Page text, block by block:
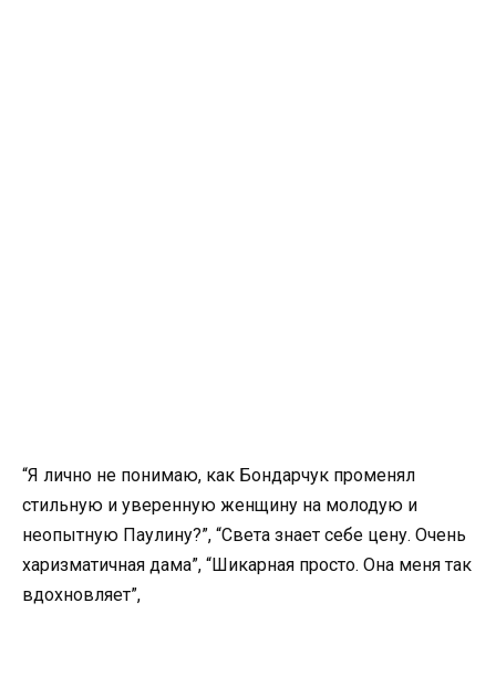
“Я лично не понимаю, как Бондарчук променял
стильную и уверенную женщину на молодую и
неопытную Паулину?”, “Света знает себе цену. Очень
харизматичная дама”, “Шикарная просто. Она меня так
вдохновляет”,